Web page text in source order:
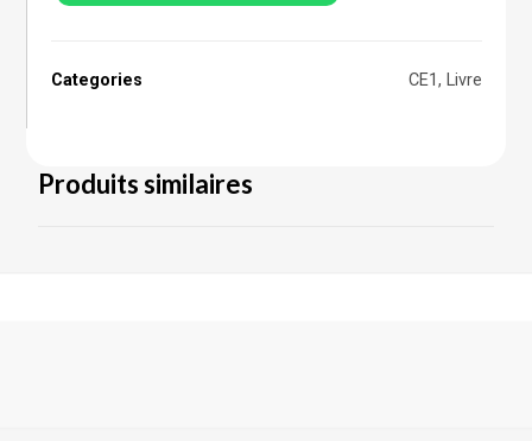
Categories CE1, Livre
Produits similaires